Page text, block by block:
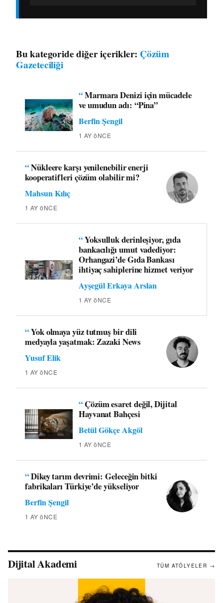
Bu kategoride diğer içerikler: Çözüm
Gazeteciliği
“Marmara Denizi için mücadele
ve umudun adı: “Pina”
Berfin Şengil
1 AY öNCE
“Nükleere karşı yenilenebilir enerji
kooperatifleri çözüm olabilir mi?
Mahsun Kılıç
1 AY öNCE
“Yoksulluk derinleşiyor, gıda
bankacılığı umut vadediyor:
Orhangazi’de Gıda Bankası
ihtiyaç sahiplerine hizmet veriyor
Ayşegül Erkaya Arslan
1 AY öNCE
“Yok olmaya yüz tutmuş bir dili
medyayla yaşatmak: Zazaki News
Yusuf Elik
1 AY öNCE
“Çözüm esaret değil, Dijital
Hayvanat Bahçesi
Betül Gökçe Akgöl
1 AY öNCE
“Dikey tarım devrimi: Geleceğin bitki
fabrikaları Türkiye’de yükseliyor
Berfin Şengil
1 AY öNCE
Dijital Akademi TÜM ATÖLYELER →